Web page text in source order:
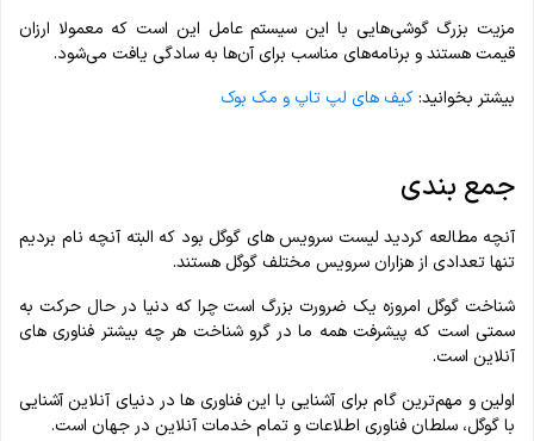
مزیت بزرگ گوشی‌هایی با این سیستم عامل این است که معمولا ارزان
قیمت هستند و برنامه‌های مناسب برای آن‌ها به سادگی یافت می‌شود.
بیشتر بخوانید:کیف های لپ تاپ و مک بوک
جمع بندی
آنچه مطالعه کردید لیست سرویس های گوگل بود که البته آنچه نام بردیم
تنها تعدادی از هزاران سرویس مختلف گوگل هستند.
شناخت گوگل امروزه یک ضرورت بزرگ است چرا که دنیا در حال حرکت به
سمتی است که پیشرفت‌ همه ما در گرو شناخت هر چه بیشتر فناوری های
آنلاین است.
اولین و مهم‌ترین گام برای آشنایی با این فناوری ها در دنیای آنلاین آشنایی
با گوگل، سلطان فناوری اطلاعات و تمام خدمات آنلاین در جهان است.